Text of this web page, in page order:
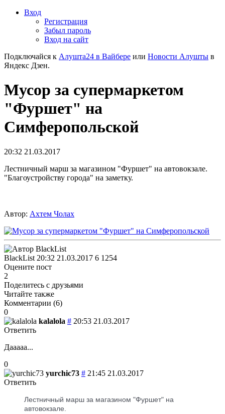
Вход
Регистрация
Забыл пароль
Вход на сайт
Подключайся к Алушта24 в Вайбере или Новости Алушты в
Яндекс Дзен.
Мусор за супермаркетом
"Фуршет" на
Симферопольской
20:32 21.03.2017
Лестничный марш за магазином "Фуршет" на автовокзале.
"Благоустройству города" на заметку.
Автор: Ахтем Чолах
BlackList 20:32 21.03.2017 6 1254
Оцените пост
2
Поделитесь с друзьями
Читайте также
Комментарии (6)
0
kalalola # 20:53 21.03.2017
Ответить
Дааааа...
0
yurchic73 # 21:45 21.03.2017
Ответить
Лестничный марш за магазином "Фуршет" на
автовокзале.